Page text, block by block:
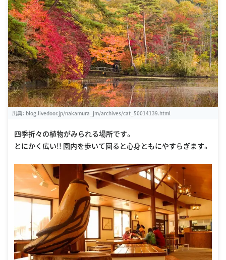
出典： blog.livedoor.jp/nakamura_jm/archives/cat_50014139.html
四季折々の植物がみられる場所です。
とにかく広い!! 園内を歩いて回ると心身ともにやすらぎます。